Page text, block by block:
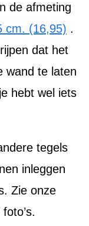
de afmeting
cm. (16,95) .
dat het
wand te laten
hebt wel iets
tegels
inleggen
Zie onze